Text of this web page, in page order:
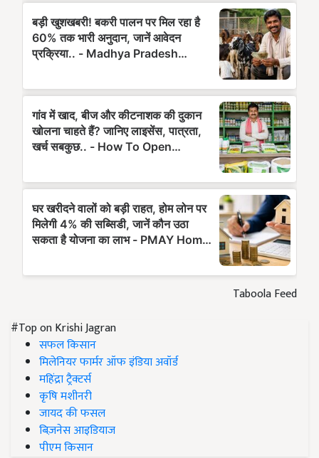
Taboola Feed
#Top on Krishi Jagran
सफल किसान
मिलेनियर फार्मर ऑफ इंडिया अवॉर्ड
महिंद्रा ट्रैक्टर्स
कृषि मशीनरी
जायद की फसल
बिज़नेस आइडियाज
पीएम किसान